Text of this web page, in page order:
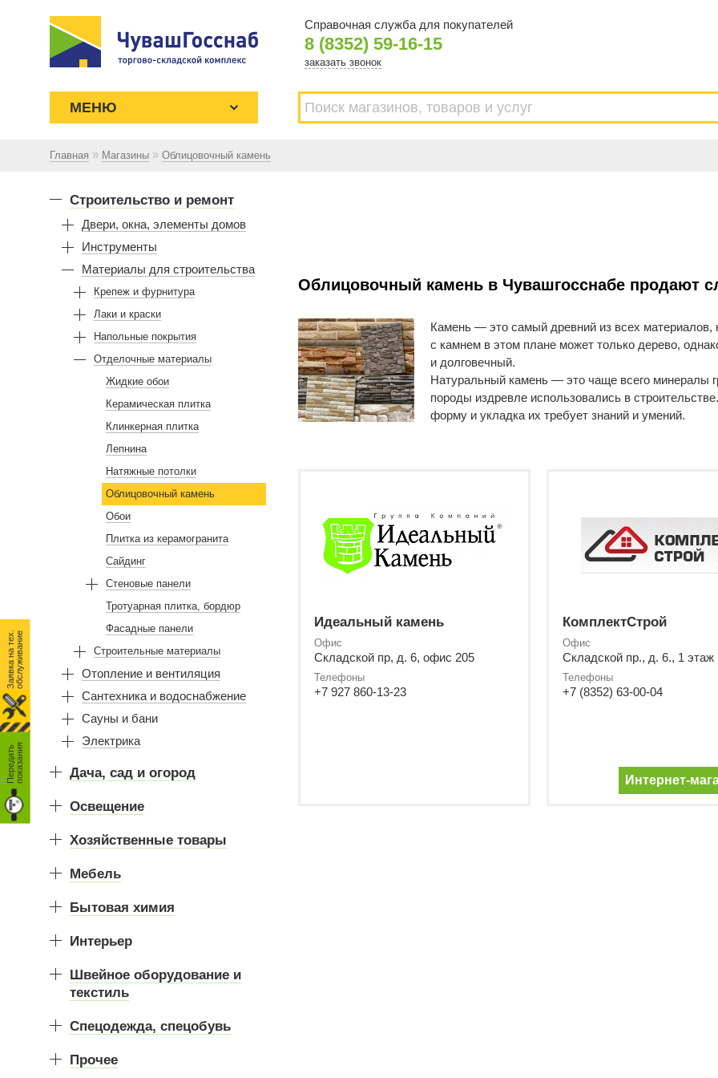
Справочная служба для покупателей
8 (8352) 59-16-15
заказать звонок
ЧУВАШГОССНАБ. Основан в 1925
году
МЕНЮ
Главная » Магазины » Облицовочный камень
Строительство и ремонт
Двери, окна, элементы домов
Инструменты
Материалы для строительства
Крепеж и фурнитура
Лаки и краски
Напольные покрытия
Отделочные материалы
Жидкие обои
Керамическая плитка
Клинкерная плитка
Лепнина
Натяжные потолки
Облицовочный камень
Обои
Плитка из керамогранита
Сайдинг
Стеновые панели
Тротуарная плитка, бордюр
Фасадные панели
Строительные материалы
Отопление и вентиляция
Сантехника и водоснабжение
Сауны и бани
Электрика
Дача, сад и огород
Освещение
Хозяйственные товары
Мебель
Бытовая химия
Интерьер
Швейное оборудование и
текстиль
Спецодежда, спецобувь
Прочее
Облицовочный камень в Чувашгосснабе продают
Камень — это самый древний из всех материалов,
с камнем в этом плане может только дерево,
и долговечный.
Натуральный камень — это чаще всего минералы
породы издревле использовались в
форму и укладка их требует знаний и умений.
Искусственные камни в большинстве своем
ребром к наружной стороне конструкции, а
Декоративный камень на основе бетона чаще
добавляют различные пластификаторы (гипс,
на стену.
При возведении стен камень можно укладывать
способ условно называется «мокрым», второй —
применяется при строительстве невысоких
Идеальный камень
Офис
Складской пр, д. 6, офис 205
Телефоны
+7 927 860-13-23
КомплектСтрой
Офис
Складской пр., д. 6., 1 этаж
Телефоны
+7 (8352) 63-00-04
Интернет-
П
е
р
е
д
а
т
ь
п
о
к
а
з
а
н
ия
З
а
я
в
к
а
н
а
т
ех
.
о
б
с
л
у
ж
и
в
а
н
ие